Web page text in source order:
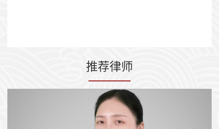
推荐律师